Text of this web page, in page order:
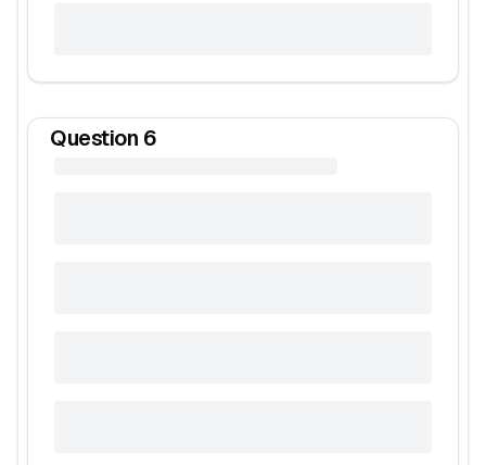
Question 6